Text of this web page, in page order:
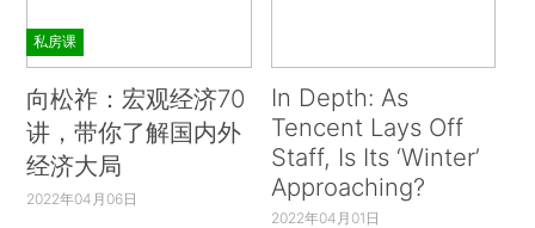
私房课
向松祚：宏观经济70
讲，带你了解国内外
经济大局
2022年04月06日
In Depth: As
Tencent Lays Off
Staff, Is Its ‘Winter’
Approaching?
2022年04月01日